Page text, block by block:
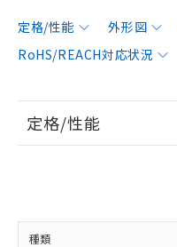
定格/性能 外形図
RoHS/REACH対応状況
定格/性能
種類